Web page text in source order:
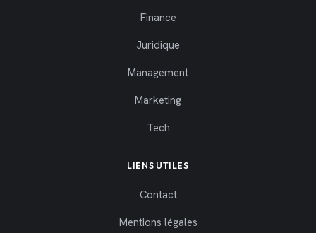
Finance
Juridique
Management
Marketing
Tech
LIENS UTILES
Contact
Mentions légales